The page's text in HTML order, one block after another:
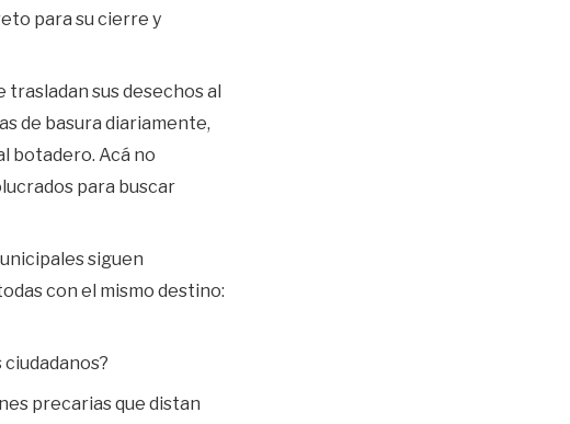
para su cierre y
trasladan sus desechos al
de basura diariamente,
botadero. Acá no
para buscar
siguen
con el mismo destino:
precarias que distan